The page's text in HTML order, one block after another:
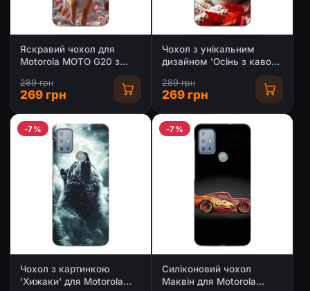
Яскравий чохол для
Motorola MOTO G20 з
289 грн
269 грн
Чохол з унікальним
дизайном 'Осінь з кавою'
для Motorola MOTO G20
289 грн
269 грн
-7%
Чохол з картинкою
'Хижаки' для Motorola
-7%
Силіконовий чохол
Маквін для Motorola